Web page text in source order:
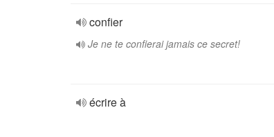
confier
Je ne te confierai jamais ce secret!
écrire à